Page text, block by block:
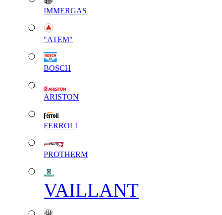
IMMERGAS
"АТЕМ"
BOSCH
ARISTON
FERROLI
PROTHERM
VAILLANT